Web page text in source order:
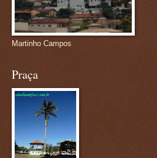
Martinho Campos
Praça